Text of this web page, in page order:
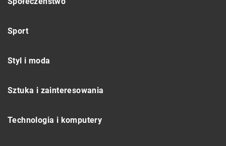
Sport
Styl i moda
Sztuka i zainteresowania
Technologia i komputery